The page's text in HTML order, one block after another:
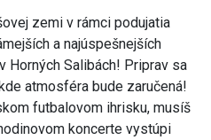
zemi v rámci podujatia
a najúspešnejších
Horných Salibách! Priprav sa
atmosféra bude zaručená!
futbalovom ihrisku, musíš
koncerte vystúpi